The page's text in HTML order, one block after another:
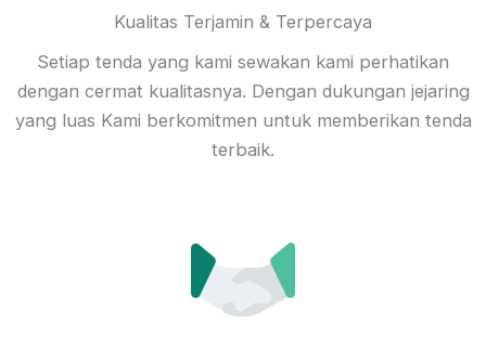
Kualitas Terjamin & Terpercaya
Setiap tenda yang kami sewakan kami perhatikan
dengan cermat kualitasnya. Dengan dukungan jejaring
yang luas Kami berkomitmen untuk memberikan tenda
terbaik.